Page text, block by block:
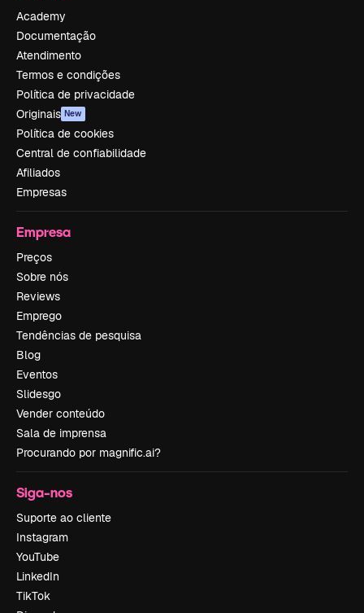
Academy
Documentação
Atendimento
Termos e condições
Política de privacidade
Originais New
Política de cookies
Central de confiabilidade
Afiliados
Empresas
Empresa
Preços
Sobre nós
Reviews
Emprego
Tendências de pesquisa
Blog
Eventos
Slidesgo
Vender conteúdo
Sala de imprensa
Procurando por magnific.ai?
Siga-nos
Suporte ao cliente
Instagram
YouTube
LinkedIn
TikTok